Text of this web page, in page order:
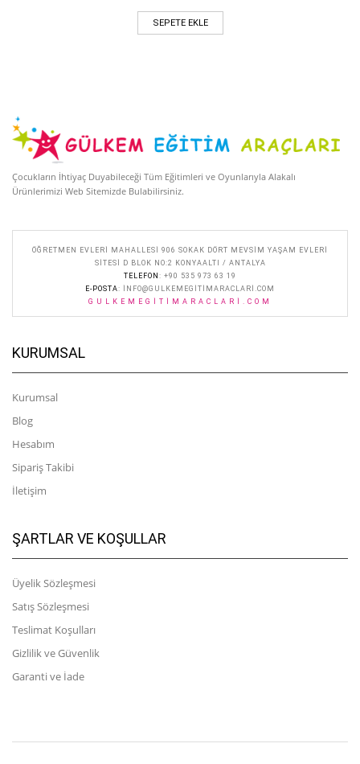
SEPETE EKLE
Çocukların İhtiyaç Duyabileceği Tüm Eğitimleri ve Oyunlarıyla Alakalı
Ürünlerimizi Web Sitemizde Bulabilirsiniz.
ÖĞRETMEN EVLERI MAHALLESI 906 SOKAK DÖRT MEVSIM YAŞAM EVLERI
SITESI D BLOK NO:2 KONYAALTI / ANTALYA
TELEFON : +90 535 973 63 19
E-POSTA:
INFO@GULKEMEGITIMARACLARI.COM
GULKEMEGITIMARACLARI.COM
KURUMSAL
Kurumsal
Blog
Hesabım
Sipariş Takibi
İletişim
ŞARTLAR VE KOŞULLAR
Üyelik Sözleşmesi
Satış Sözleşmesi
Teslimat Koşulları
Gizlilik ve Güvenlik
Garanti ve İade